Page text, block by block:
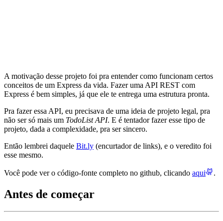
A motivação desse projeto foi pra entender como funcionam certos
conceitos de um Express da vida. Fazer uma API REST com
Express é bem simples, já que ele te entrega uma estrutura pronta.
Pra fazer essa API, eu precisava de uma ideia de projeto legal, pra
não ser só mais um TodoList API. E é tentador fazer esse tipo de
projeto, dada a complexidade, pra ser sincero.
Então lembrei daquele Bit.ly (encurtador de links), e o veredito foi
esse mesmo.
Você pode ver o código-fonte completo no github, clicando aqui .
Antes de começar